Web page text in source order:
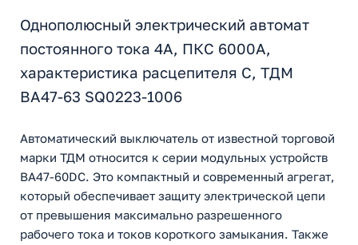
Однополюсный электрический автомат
постоянного тока 4А, ПКС 6000А,
характеристика расцепителя С, ТДМ
ВА47-63 SQ0223-1006
Автоматический выключатель от известной торговой
марки ТДМ относится к серии модульных устройств
ВА47-60DC. Это компактный и современный агрегат,
который обеспечивает защиту электрической цепи
от превышения максимально разрешенного
рабочего тока и токов короткого замыкания. Также